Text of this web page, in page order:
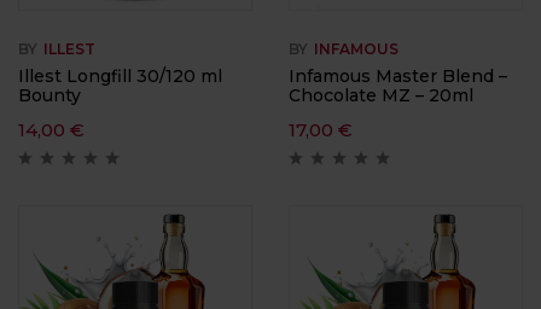
BY ILLEST
Illest Longfill 30/120 ml
Bounty
14,00 €
BY INFAMOUS
Infamous Master Blend –
Chocolate MZ – 20ml
17,00 €